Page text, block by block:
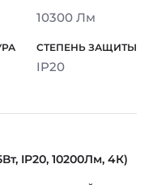
10300 Лм
IP20
IP20, 10200Лм, 4К)